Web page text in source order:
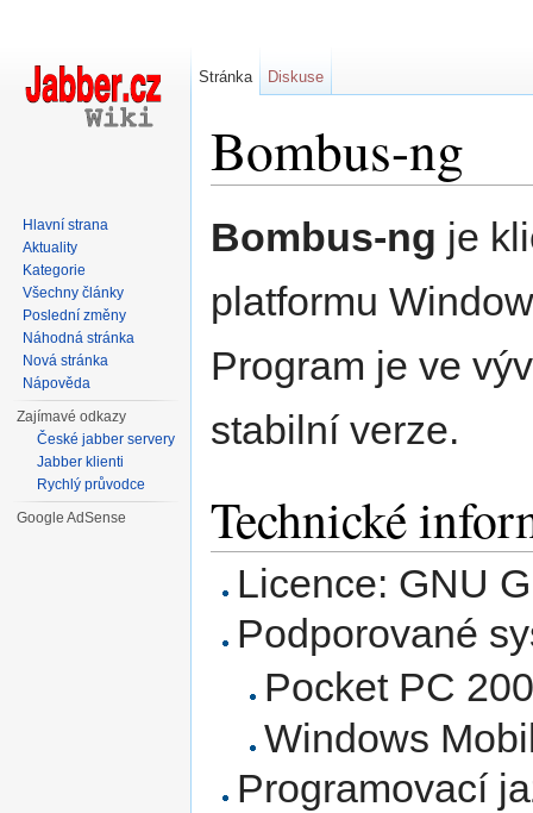
Bombus-ng
Bombus-ng je
platformu
Program je ve
stabilní verze.
Technické
Licence: GNU
Podporované
Pocket PC
Windows
Programovací
Stránka Diskuse
Hlavní strana
Aktuality
Kategorie
Všechny články
Poslední změny
Náhodná stránka
Nová stránka
Nápověda
Zajímavé odkazy
České jabber servery
Jabber klienti
Rychlý průvodce
Google AdSense